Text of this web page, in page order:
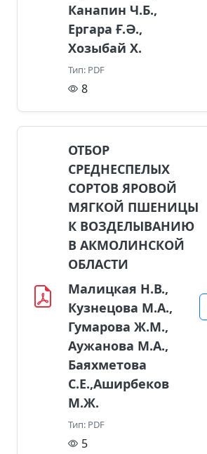
Канапин Ч.Б.,
Ергара Ғ.Ә.,
Хозыбай Х.
Тип: PDF
8
ОТБОР
СРЕДНЕСПЕЛЫХ
СОРТОВ ЯРОВОЙ
МЯГКОЙ ПШЕНИЦЫ
К ВОЗДЕЛЫВАНИЮ
В АКМОЛИНСКОЙ
ОБЛАСТИ
Малицкая Н.В.,
Кузнецова М.А.,
Гумарова Ж.М.,
Аужанова М.А.,
Баяхметова
С.Е.,Аширбеков
М.Ж.
Тип: PDF
5